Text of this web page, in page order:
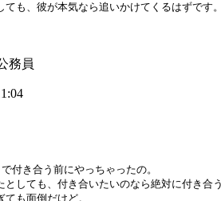
ても、彼が本気なら追いかけてくるはずです
務員
付き合う前にやっちゃったの。
としても、付き合いたいのなら絶対に付き合
も面倒だけど。